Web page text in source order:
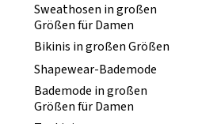
Sweathosen in großen
Größen für Damen
Bikinis in großen Größen
Shapewear-Bademode
Bademode in großen
Größen für Damen